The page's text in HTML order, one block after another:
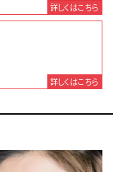
詳しくはこちら
詳しくはこちら